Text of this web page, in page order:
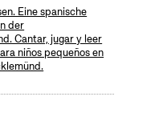
Eine spanische
der
Cantar, jugar y leer
niños pequeños en